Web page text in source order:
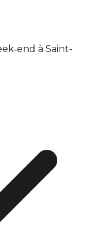
à Saint-